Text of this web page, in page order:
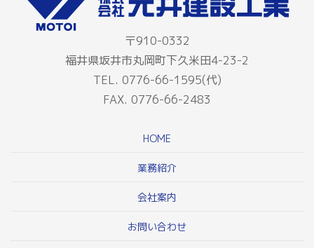
〒910-0332
福井県坂井市丸岡町下久米田4-23-2
TEL. 0776-66-1595(代)
FAX. 0776-66-2483
HOME
業務紹介
会社案内
お問い合わせ